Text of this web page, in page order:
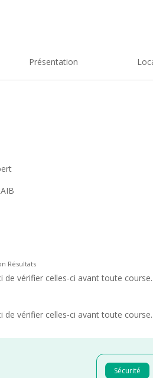
Présentation
Résultats
vérifier celles-ci avant toute course.
vérifier celles-ci avant toute course.
Sécurité